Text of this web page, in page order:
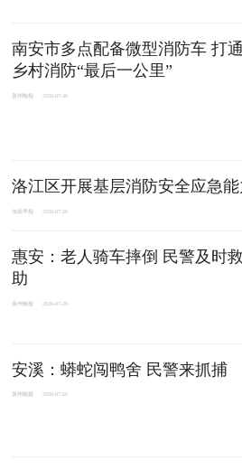
南安市多点配备微型消防车 打通
乡村消防“最后一公里”
泉州晚报 2026-07-30
洛江区开展基层消防安全应急能
东南早报 2026-07-29
惠安：老人骑车摔倒 民警及时救
助
泉州晚报 2026-07-29
安溪：蟒蛇闯鸭舍 民警来抓捕
泉州晚报 2026-07-29